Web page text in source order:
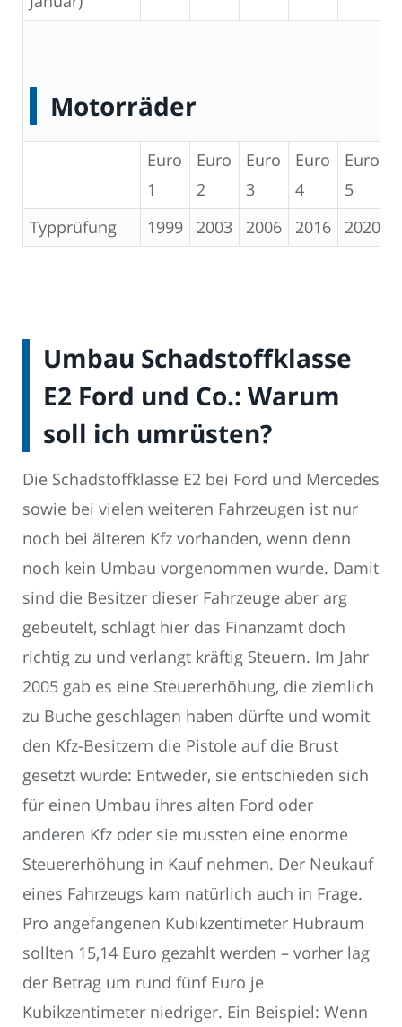
Motorräder
Euro
1
Euro
2
Euro
3
Euro
4
Euro
5
Typprüfung
1999 2003 2006 2016 2020
Umbau Schadstoffklasse
E2 Ford und Co.: Warum
soll ich umrüsten?
Die Schadstoffklasse E2 bei Ford und Mercedes
sowie bei vielen weiteren Fahrzeugen ist nur
noch bei älteren Kfz vorhanden, wenn denn
noch kein Umbau vorgenommen wurde. Damit
sind die Besitzer dieser Fahrzeuge aber arg
gebeutelt, schlägt hier das Finanzamt doch
richtig zu und verlangt kräftig Steuern. Im Jahr
2005 gab es eine Steuererhöhung, die ziemlich
zu Buche geschlagen haben dürfte und womit
den Kfz-Besitzern die Pistole auf die Brust
gesetzt wurde: Entweder, sie entschieden sich
für einen Umbau ihres alten Ford oder
anderen Kfz oder sie mussten eine enorme
Steuererhöhung in Kauf nehmen. Der Neukauf
eines Fahrzeugs kam natürlich auch in Frage.
Pro angefangenen Kubikzentimeter Hubraum
sollten 15,14 Euro gezahlt werden – vorher lag
der Betrag um rund fünf Euro je
Kubikzentimeter niedriger. Ein Beispiel: Wenn